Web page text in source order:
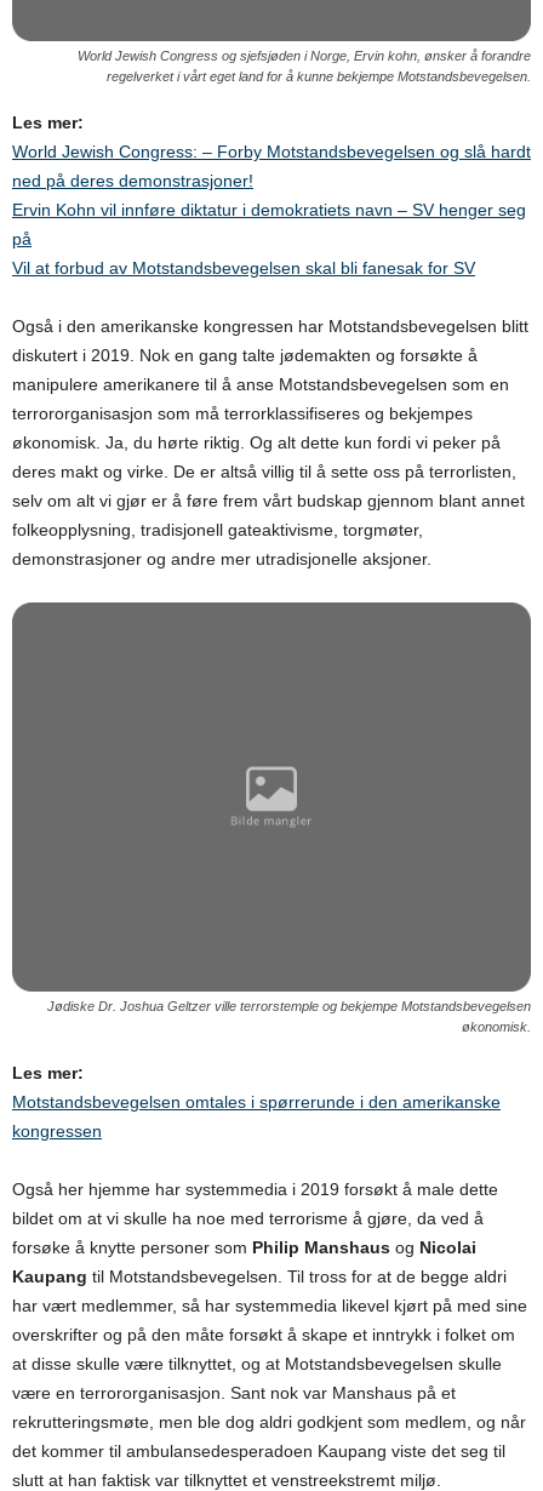
World Jewish Congress og sjefsjøden i Norge, Ervin kohn, ønsker å forandre
regelverket i vårt eget land for å kunne bekjempe Motstandsbevegelsen.
Les mer:
World Jewish Congress: – Forby Motstandsbevegelsen og slå hardt
ned på deres demonstrasjoner!
Ervin Kohn vil innføre diktatur i demokratiets navn – SV henger seg
på
Vil at forbud av Motstandsbevegelsen skal bli fanesak for SV
Også i den amerikanske kongressen har Motstandsbevegelsen blitt
diskutert i 2019. Nok en gang talte jødemakten og forsøkte å
manipulere amerikanere til å anse Motstandsbevegelsen som en
terrororganisasjon som må terrorklassifiseres og bekjempes
økonomisk. Ja, du hørte riktig. Og alt dette kun fordi vi peker på
deres makt og virke. De er altså villig til å sette oss på terrorlisten,
selv om alt vi gjør er å føre frem vårt budskap gjennom blant annet
folkeopplysning, tradisjonell gateaktivisme, torgmøter,
demonstrasjoner og andre mer utradisjonelle aksjoner.
Jødiske Dr. Joshua Geltzer ville terrorstemple og bekjempe Motstandsbevegelsen
økonomisk.
Les mer:
Motstandsbevegelsen omtales i spørrerunde i den amerikanske
kongressen
Også her hjemme har systemmedia i 2019 forsøkt å male dette
bildet om at vi skulle ha noe med terrorisme å gjøre, da ved å
forsøke å knytte personer som Philip Manshaus og Nicolai
Kaupang til Motstandsbevegelsen. Til tross for at de begge aldri
har vært medlemmer, så har systemmedia likevel kjørt på med sine
overskrifter og på den måte forsøkt å skape et inntrykk i folket om
at disse skulle være tilknyttet, og at Motstandsbevegelsen skulle
være en terrororganisasjon. Sant nok var Manshaus på et
rekrutteringsmøte, men ble dog aldri godkjent som medlem, og når
det kommer til ambulansedesperadoen Kaupang viste det seg til
slutt at han faktisk var tilknyttet et venstreekstremt miljø.